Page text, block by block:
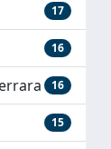
17
16
16
15